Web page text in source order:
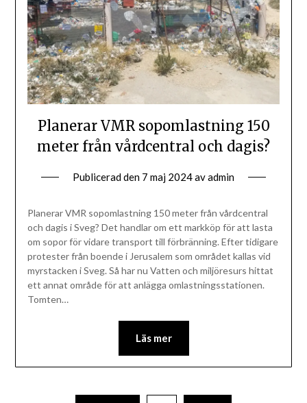
Planerar VMR sopomlastning 150
meter från vårdcentral och dagis?
Publicerad den 7 maj 2024avadmin
Planerar VMR sopomlastning 150 meter från vårdcentral
och dagis i Sveg? Det handlar om ett markköp för att lasta
om sopor för vidare transport till förbränning. Efter tidigare
protester från boende i Jerusalem som området kallas vid
myrstacken i Sveg. Så har nu Vatten och miljöresurs hittat
ett annat område för att anlägga omlastningsstationen.
Tomten…
Läs mer